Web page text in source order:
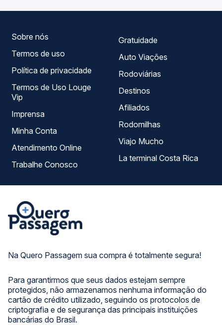
Na Quero Passagem sua compra é totalmente segura!
Para garantirmos que seus dados estejam sempre
protegidos, não armazenamos nenhuma informação do
cartão de crédito utilizado, seguindo os protocolos de
criptografia e de segurança das principais instituições
bancárias do Brasil.
Sobre nós
Termos de uso
Política de privacidade
Termos de Uso Louge
Vip
Imprensa
Minha Conta
Atendimento Online
Trabalhe Conosco
Gratuidade
Auto Viações
Rodoviárias
Destinos
Afiliados
Rodomilhas
Viajo Mucho
La terminal Costa Rica